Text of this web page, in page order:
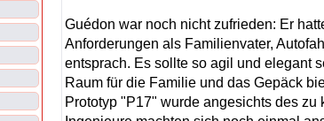
Guédon war noch nicht zufrieden: Er
Anforderungen als Familienvater,
entsprach. Es sollte so agil und elegant
Raum für die Familie und das Gepäck
Prototyp "P17" wurde angesichts des